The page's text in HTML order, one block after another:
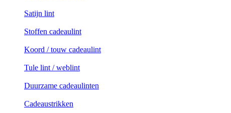
Satijn lint
Stoffen cadeaulint
Koord / touw cadeaulint
Tule lint / weblint
Duurzame cadeaulinten
Cadeaustrikken